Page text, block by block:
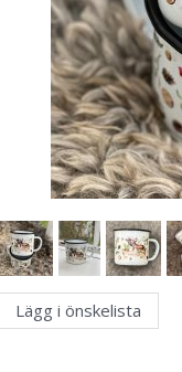
Lägg i önskelista